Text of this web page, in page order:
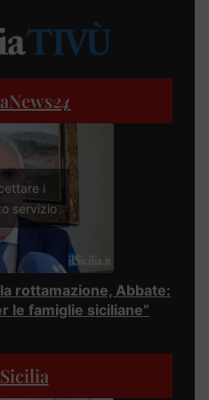
24
i
servizio
rottamazione, Abbate:
le famiglie siciliane”